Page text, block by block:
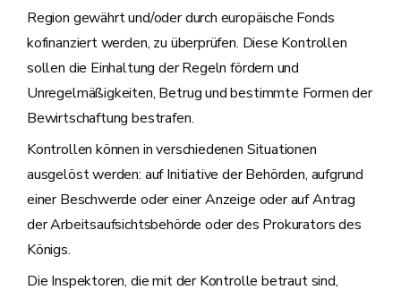
Region gewährt und/oder durch europäische Fonds
kofinanziert werden, zu überprüfen. Diese Kontrollen
sollen die Einhaltung der Regeln fördern und
Unregelmäßigkeiten, Betrug und bestimmte Formen der
Bewirtschaftung bestrafen.
Kontrollen können in verschiedenen Situationen
ausgelöst werden: auf Initiative der Behörden, aufgrund
einer Beschwerde oder einer Anzeige oder auf Antrag
der Arbeitsaufsichtsbehörde oder des Prokurators des
Königs.
Die Inspektoren, die mit der Kontrolle betraut sind,